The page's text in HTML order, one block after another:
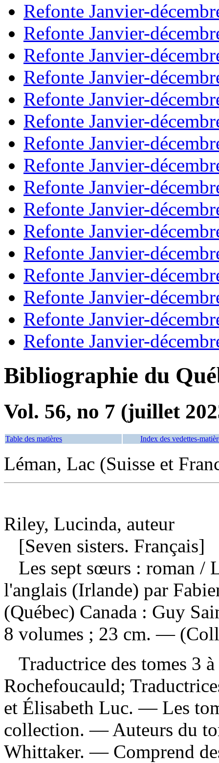
Refonte Janvier-
Refonte Janvier-
Refonte Janvier-
Refonte Janvier-
Refonte Janvier-
Refonte Janvier-
Refonte Janvier-
Refonte Janvier-
Refonte Janvier-
Refonte Janvier-
Refonte Janvier-
Refonte Janvier-
Refonte Janvier-
Refonte Janvier-
Refonte Janvier-
Refonte Janvier-
Bibliographie du
Vol. 56, no 7 (juillet
Table des matières Index des vedettes-
Léman, Lac (Suisse et
Riley, Lucinda, auteur
[Seven sisters. Français]
Les sept sœurs : roman /
l'anglais (Irlande) par
(Québec) Canada : Guy
8 volumes ; 23 cm. —
Traductrice des tomes 3
Rochefoucauld;
et Élisabeth Luc. — Les
collection. — Auteurs du
Whittaker. — Comprend